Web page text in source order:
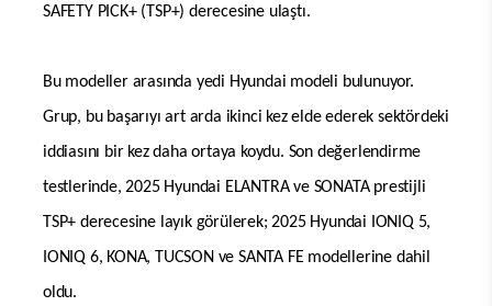
SAFETY PICK+ (TSP+) derecesine ulaştı.
Bu modeller arasında yedi Hyundai modeli bulunuyor.
Grup, bu başarıyı art arda ikinci kez elde ederek sektördeki
iddiasını bir kez daha ortaya koydu. Son değerlendirme
testlerinde, 2025 Hyundai ELANTRA ve SONATA prestijli
TSP+ derecesine layık görülerek; 2025 Hyundai IONIQ 5,
IONIQ 6, KONA, TUCSON ve SANTA FE modellerine dahil
oldu.